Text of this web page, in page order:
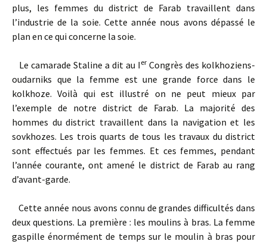
plus, les femmes du district de Farab travaillent dans
l’industrie de la soie. Cette année nous avons dépassé le
plan en ce qui concerne la soie.
Le camarade Staline a dit au I er Congrès des kolkhoziens-
oudarniks que la femme est une grande force dans le
kolkhoze. Voilà qui est illustré on ne peut mieux par
l’exemple de notre district de Farab. La majorité des
hommes du district travaillent dans la navigation et les
sovkhozes. Les trois quarts de tous les travaux du district
sont effectués par les femmes. Et ces femmes, pendant
l’année courante, ont amené le district de Farab au rang
d’avant-garde.
Cette année nous avons connu de grandes difficultés dans
deux questions. La première : les moulins à bras. La femme
gaspille énormément de temps sur le moulin à bras pour